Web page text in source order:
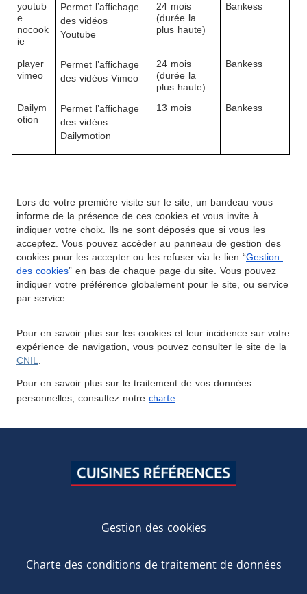
youtub
e
nocook
ie
Permet l’affichage
des vidéos
Youtube
24 mois
(durée la
plus haute)
Bankess
player
vimeo
Permet l’affichage
des vidéos Vimeo
24 mois
(durée la
plus haute)
Bankess
Dailym
otion
Permet l’affichage
des vidéos
Dailymotion
13 mois Bankess
Lors de votre première visite sur le site, un bandeau vous
informe de la présence de ces cookies et vous invite à
indiquer votre choix. Ils ne sont déposés que si vous les
acceptez. Vous pouvez accéder au panneau de gestion des
cookies pour les accepter ou les refuser via le lien “Gestion
des cookies” en bas de chaque page du site. Vous pouvez
indiquer votre préférence globalement pour le site, ou service
par service.
Pour en savoir plus sur les cookies et leur incidence sur votre
CNIL
Pour en savoir plus sur le traitement de vos données
personnelles, consultez notre charte
Gestion des cookies
Charte des conditions de traitement de données